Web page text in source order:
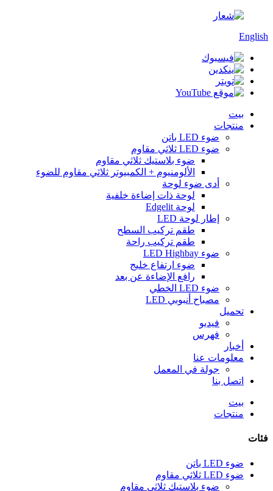
English
بيت
منتجات
ضوء LED باتن
ضوء LED ثلاثي مقاوم
ضوء بلاستيك ثلاثي مقاوم
الألومنيوم + الكمبيوتر ثلاثي مقاوم للضوء
أدى ضوء لوحة
لوحة ذات إضاءة خلفية
لوحة Edgelit
إطار لوحة LED
طقم تركيب السطح
طقم تركيب راحة
ضوء LED Highbay
ضوء ارتفاع خليج
رافع الإضاءة عن بعد
ضوء LED الخطي
مصباح أنبوبي LED
تحميل
فيديو
فهرس
أخبار
معلومات عنا
جولة في المعمل
اتصل بنا
بيت
منتجات
فئات
ضوء LED باتن
ضوء LED ثلاثي مقاوم
ضوء بلاستيك ثلاثي مقاوم